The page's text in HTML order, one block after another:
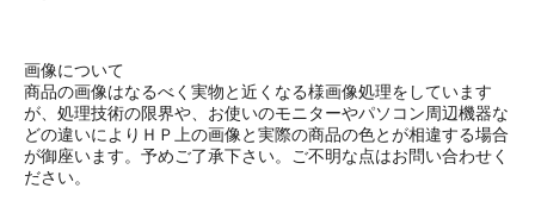
画像について
商品の画像はなるべく実物と近くなる様画像処理をしています
が、処理技術の限界や、お使いのモニターやパソコン周辺機器な
どの違いによりＨＰ上の画像と実際の商品の色とが相違する場合
が御座います。予めご了承下さい。ご不明な点はお問い合わせく
ださい。